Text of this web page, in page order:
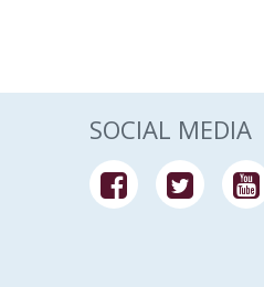
SOCIAL MEDIA